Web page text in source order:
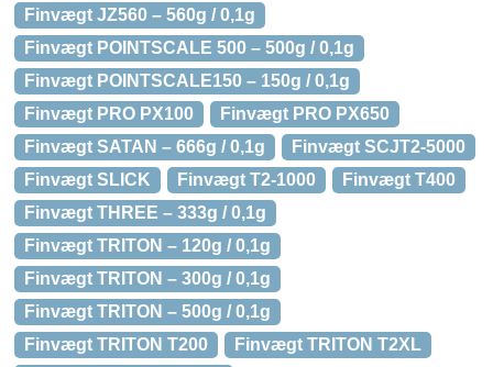
Finvægt JZ560 – 560g / 0,1g
Finvægt POINTSCALE 500 – 500g / 0,1g
Finvægt POINTSCALE150 – 150g / 0,1g
Finvægt PRO PX100
Finvægt PRO PX650
Finvægt SATAN – 666g / 0,1g
Finvægt SCJT2-5000
Finvægt SLICK
Finvægt T2-1000
Finvægt T400
Finvægt THREE – 333g / 0,1g
Finvægt TRITON – 120g / 0,1g
Finvægt TRITON – 300g / 0,1g
Finvægt TRITON – 500g / 0,1g
Finvægt TRITON T200
Finvægt TRITON T2XL